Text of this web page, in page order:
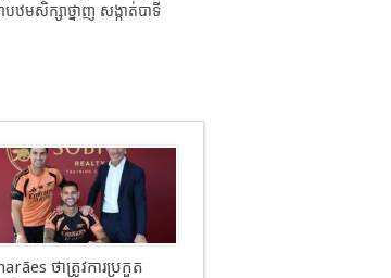
ឋមសិក្សាថ្នាញ សង្កាត់បាទី
ថាត្រូវការប្រកួត